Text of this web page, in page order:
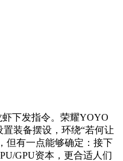
下发指令。荣耀YOYO
装备摆设，环绕“若何让
但有一点能够确定：接下
GPU资本，更合适人们